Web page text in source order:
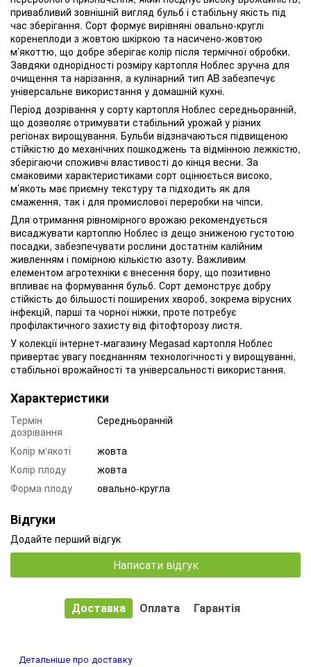
привабливий зовнішній вигляд бульб і стабільну якість під
час зберігання. Сорт формує вирівняні овально-круглі
коренеплоди з жовтою шкіркою та насичено-жовтою
м’якоттю, що добре зберігає колір після термічної обробки.
Завдяки однорідності розміру картопля Ноблес зручна для
очищення та нарізання, а кулінарний тип AB забезпечує
універсальне використання у домашній кухні.
Період дозрівання у сорту картопля Ноблес середньоранній,
що дозволяє отримувати стабільний урожай у різних
регіонах вирощування. Бульби відзначаються підвищеною
стійкістю до механічних пошкоджень та відмінною лежкістю,
зберігаючи споживчі властивості до кінця весни. За
смаковими характеристиками сорт оцінюється високо,
м’якоть має приємну текстуру та підходить як для
смаження, так і для промислової переробки на чіпси.
Для отримання рівномірного врожаю рекомендується
висаджувати картоплю Ноблес із дещо зниженою густотою
посадки, забезпечувати рослини достатнім калійним
живленням і помірною кількістю азоту. Важливим
елементом агротехніки є внесення бору, що позитивно
впливає на формування бульб. Сорт демонструє добру
стійкість до більшості поширених хвороб, зокрема вірусних
інфекцій, парші та чорної ніжки, проте потребує
профілактичного захисту від фітофторозу листя.
У колекції інтернет-магазину Megasad картопля Ноблес
привертає увагу поєднанням технологічності у вирощуванні,
стабільної врожайності та універсальності використання.
Характеристики
Термін
дозрівання
Середньоранній
Колір м'якоті
жовта
Колір плоду
жовта
Форма плоду
овально-кругла
Відгуки
Додайте перший відгук
Написати відгук
Доставка Оплата Гарантія
Детальніше про доставку